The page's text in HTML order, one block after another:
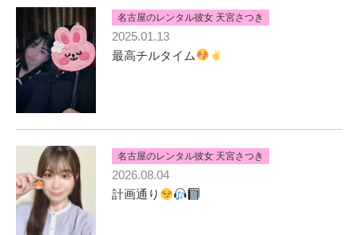
名古屋のレンタル彼女 天宮さつき
2025.01.13
最高チルタイム
名古屋のレンタル彼女 天宮さつき
2026.08.04
計画通り